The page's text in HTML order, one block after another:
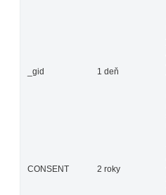
_gid 1 deň
CONSENT 2 roky